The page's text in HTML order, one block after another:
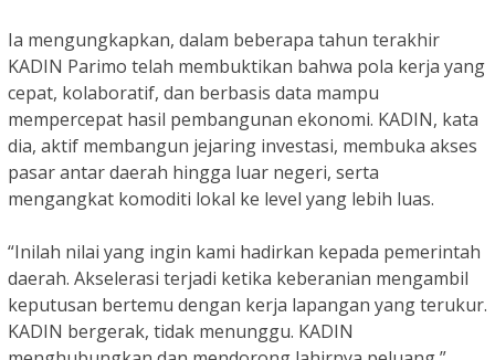
Ia mengungkapkan, dalam beberapa tahun terakhir
KADIN Parimo telah membuktikan bahwa pola kerja yang
cepat, kolaboratif, dan berbasis data mampu
mempercepat hasil pembangunan ekonomi. KADIN, kata
dia, aktif membangun jejaring investasi, membuka akses
pasar antar daerah hingga luar negeri, serta
mengangkat komoditi lokal ke level yang lebih luas.
“Inilah nilai yang ingin kami hadirkan kepada pemerintah
daerah. Akselerasi terjadi ketika keberanian mengambil
keputusan bertemu dengan kerja lapangan yang terukur.
KADIN bergerak, tidak menunggu. KADIN